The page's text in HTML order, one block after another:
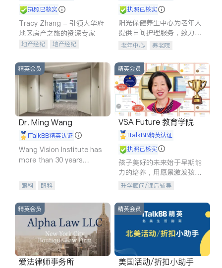
执照已核实
Tracy Zhang - 引领大华府
地区房产之旅的资深专家
地产经纪
地产经纪
商铺租售
开发商建商
执照已核实
阳光保健养生中心为老年人
提供日间护理服务，致力于
通过持续的护理创新来有效
老年中心 养老院
精英会员
Dr. Ming Wang
iTalkBB精英认证
Wang Vision Institute has
more than 30 years
眼科 眼科
精英会员
VSA Future 教育学院
iTalkBB精英认证
执照已核实
孩子美好的未来始于早期能
力的培养，用愿景激发孩子
的学习潜力和动力。理念：
拥有成长型心态是成功的基
石。
升学顾问/课后辅导
精英会员
爱法律师事务所
精英会员
美国活动/折扣小助手